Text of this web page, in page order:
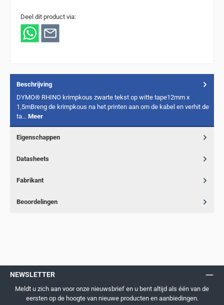
Deel dit product via:
Beschrijving
DYMO® RHINO krimpkous zwarte tekst op witte tape12mm x
1,5mBreng de krimpkous na het printen aan om de kabel en verhit de
ta… Meer
Eigenschappen
Datasheets
Fabrikant
Beoordelingen
NEWSLETTER
Meldt u zich aan voor onze nieuwsbrief en u bent altijd als één van de
eersten op de hoogte van nieuwe producten en aanbiedingen.